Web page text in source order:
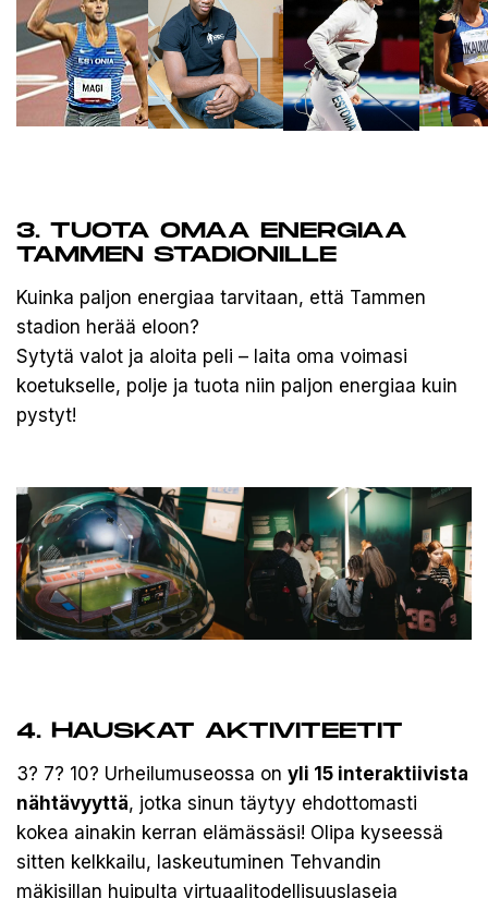
3. TUOTA OMAA ENERGIAA
TAMMEN STADIONILLE
Kuinka paljon energiaa tarvitaan, että Tammen
stadion herää eloon?
Sytytä valot ja aloita peli – laita oma voimasi
koetukselle, polje ja tuota niin paljon energiaa kuin
pystyt!
4. HAUSKAT AKTIVITEETIT
3? 7? 10? Urheilumuseossa on yli 15 interaktiivista
nähtävyyttä, jotka sinun täytyy ehdottomasti
kokea ainakin kerran elämässäsi! Olipa kyseessä
sitten kelkkailu, laskeutuminen Tehvandin
mäkisillan huipulta virtuaalitodellisuuslaseja